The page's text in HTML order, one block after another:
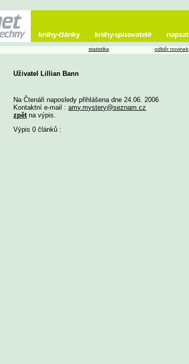
Uživatel Lillian Bann
Na Čtenáři naposledy přihlášena dne 24.06. 2006
Kontaktní e-mail :amy.mystery@seznam.cz
zpět na výpis.
Výpis 0 článků :
statistika odběr novinek